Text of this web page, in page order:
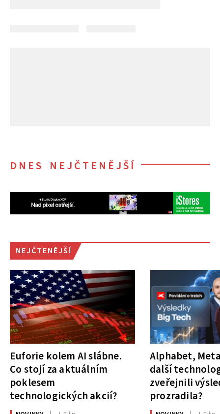
DNES NEJČTENĚJŠÍ
NEJČTENĚJŠÍ
Euforie kolem AI slábne.
Co stojí za aktuálním
poklesem
technologických akcií?
Alphabet,
další
zveřejnili
prozradila?